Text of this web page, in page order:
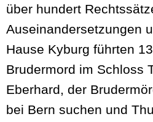
über hundert
Auseinandersetzungen
Hause Kyburg führten
Brudermord im Schloss
Eberhard, der
bei Bern suchen und